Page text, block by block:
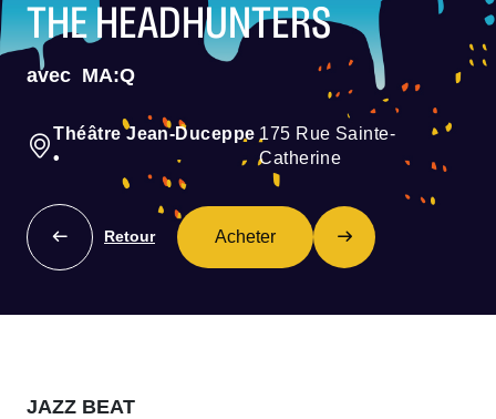
THE HEADHUNTERS
avec MA:Q
Théâtre Jean-Duceppe
•
175 Rue Sainte-
Catherine
Retour Acheter
JAZZ BEAT